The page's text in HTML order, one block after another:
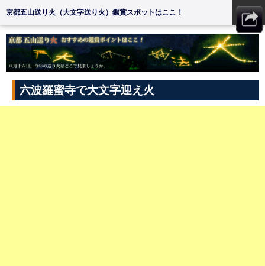
京都五山送り火（大文字送り火）鑑賞スポットはここ！ MENU
六波羅蜜寺で大文字迎え火